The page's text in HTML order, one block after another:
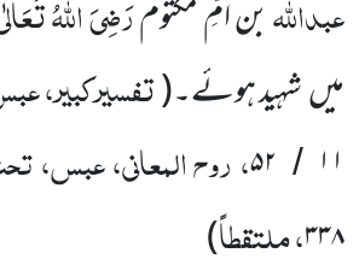
عبداللّٰہبن اُمِّ مکتومرَضِیَ اللّٰہُ
میںشہید ہوئے۔(تفسیرکبیر،
۱۱ / ۵۲، روح المعانی، عبس،
۳۳۸، ملتقطاً)